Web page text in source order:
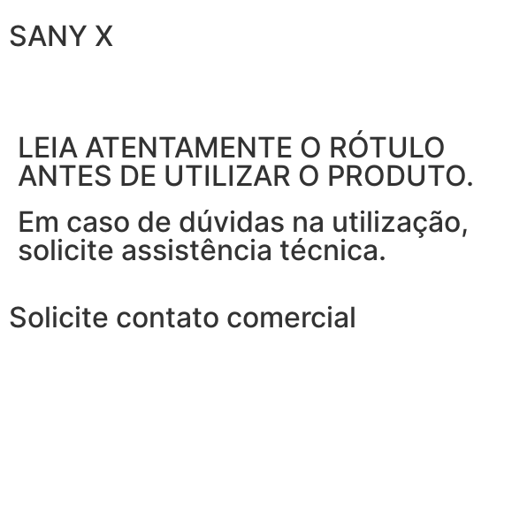
SANY X
LEIA ATENTAMENTE O RÓTULO
ANTES DE UTILIZAR O PRODUTO.
Em caso de dúvidas na utilização,
solicite assistência técnica.
Solicite contato comercial